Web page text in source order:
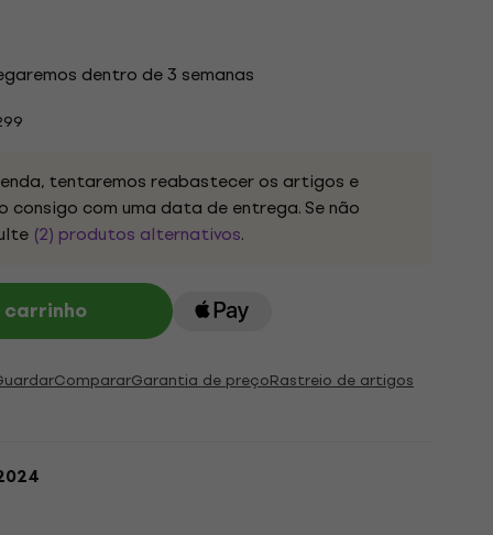
dentro de 3 semanas
tentaremos reabastecer os artigos e
com uma data de entrega. Se não
(2) produtos alternativos.
CompararGarantia de preçoRastreio de artigos